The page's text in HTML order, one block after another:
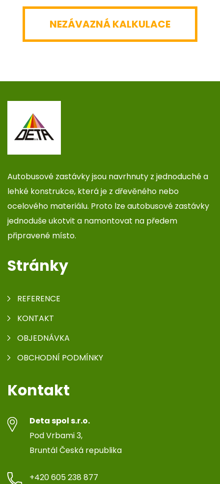
NEZÁVAZNÁ KALKULACE
Autobusové zastávky jsou navrhnuty z jednoduché a
lehké konstrukce, která je z dřevěného nebo
ocelového materiálu. Proto lze autobusové zastávky
jednoduše ukotvit a namontovat na předem
připravené místo.
Stránky
REFERENCE
KONTAKT
OBJEDNÁVKA
OBCHODNÍ PODMÍNKY
Kontakt
Deta spol s.r.o.
Pod Vrbami 3,
Bruntál Česká republika
+420 605 238 877